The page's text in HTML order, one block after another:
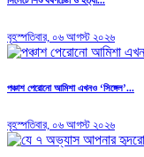
বৃহস্পতিবার, ০৬ আগস্ট ২০২৬
পঞ্চাশ পেরোনো আমিশা এখনও ‘সিঙ্গেল’...
বৃহস্পতিবার, ০৬ আগস্ট ২০২৬